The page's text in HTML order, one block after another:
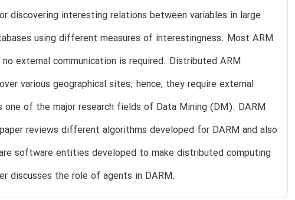
discovering interesting relations between variables in large
using different measures of interestingness. Most ARM
external communication is required. Distributed ARM
various geographical sites; hence, they require external
of the major research fields of Data Mining (DM). DARM
reviews different algorithms developed for DARM and also
software entities developed to make distributed computing
discusses the role of agents in DARM.